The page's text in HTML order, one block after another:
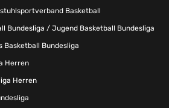
Basketball
Bundesliga / Jugend Basketball Bundesliga
Basketball Bundesliga
Herren
Herren